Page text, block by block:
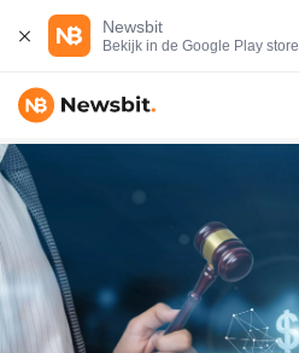
Newsbit
Bekijk in de Google Play store